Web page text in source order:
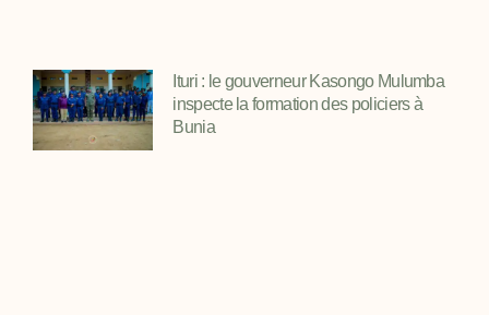
Ituri : le gouverneur Kasongo Mulumba
inspecte la formation des policiers à
Bunia